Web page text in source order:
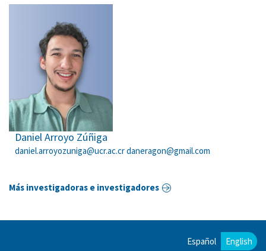
Daniel Arroyo Zúñiga
daniel.arroyozuniga@ucr.ac.cr daneragon@gmail.com
Más investigadoras e investigadores
Español English